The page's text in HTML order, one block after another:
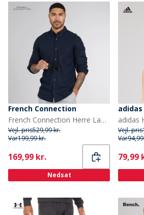
French Connection
French Connection Herre Langærmet shirts Blå
Vejl. pris529,99 kr.
Var199,99 kr.
Current
169,99 kr.
Nedsat
adidas
Vejl. pris
Var
79,99